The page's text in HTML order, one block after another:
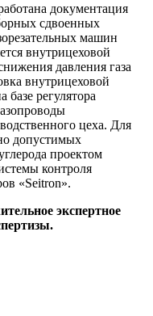
документация
сдвоенных
машин
внутрицеховой
давления газа
внутрицеховой
базе регулятора
цеха. Для
допустимых
проектом
контроля
«Seitron».
экспертное